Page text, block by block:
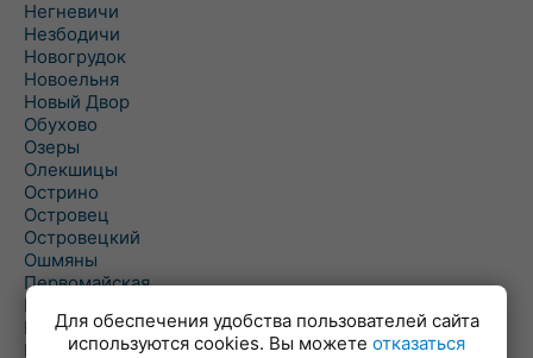
Негневичи
Незбодичи
Новогрудок
Новоельня
Новый Двор
Обухово
Озеры
Олекшицы
Острино
Островец
Островецкий
Ошмяны
Первомайская
Первомайский
Пески
Петревичи
Для обеспечения удобства пользователей сайта
используются cookies. Вы можете отказаться